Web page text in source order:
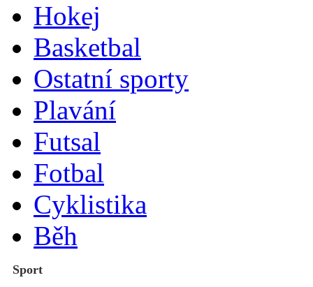
Hokej
Basketbal
Ostatní sporty
Plavání
Futsal
Fotbal
Cyklistika
Běh
Sport